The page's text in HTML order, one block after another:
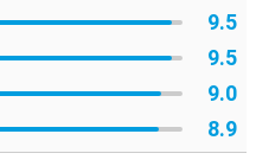
9.5
9.5
9.0
8.9